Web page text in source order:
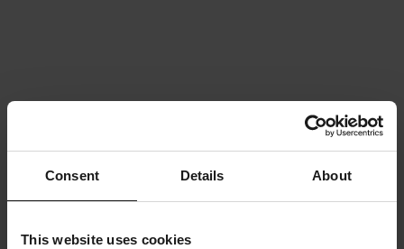
Consent Details About
This website uses cookies